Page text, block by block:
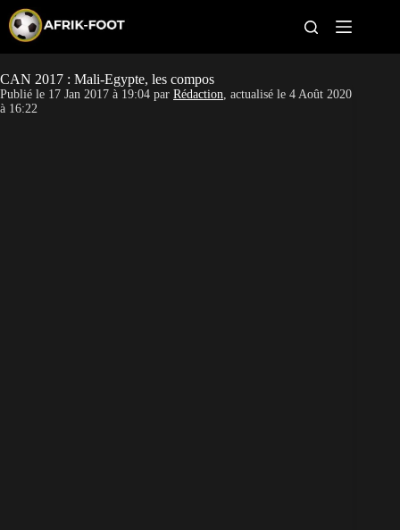
p
o
c
CAN féminine
CAN 2017 : Mali-Egypte, les compos
Publié le 17 Jan 2017 à 19:04 par Rédaction, actualisé le 4 Août 2020
à 16:22